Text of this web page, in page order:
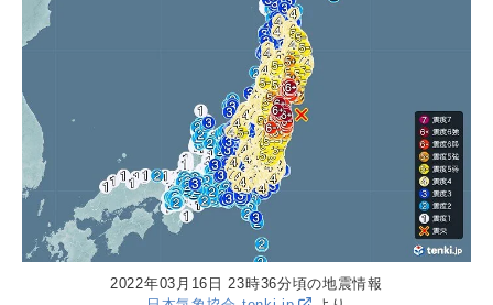
2022年03月16日 23時36分頃の地震情報